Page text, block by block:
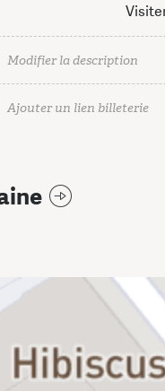
Modifier la description
Ajouter un lien billeterie